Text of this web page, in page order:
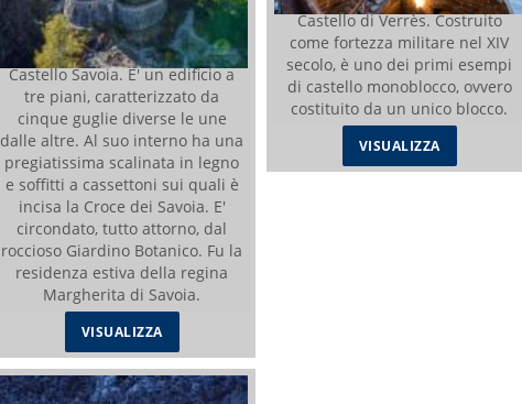
Castello Savoia. E' un edificio a
tre piani, caratterizzato da
cinque guglie diverse le une
dalle altre. Al suo interno ha una
pregiatissima scalinata in legno
e soffitti a cassettoni sui quali è
incisa la Croce dei Savoia. E'
circondato, tutto attorno, dal
roccioso Giardino Botanico. Fu la
residenza estiva della regina
Margherita di Savoia.
VISUALIZZA
Castello di Verrès. Costruito
come fortezza militare nel XIV
secolo, è uno dei primi esempi
di castello monoblocco, ovvero
costituito da un unico blocco.
VISUALIZZA